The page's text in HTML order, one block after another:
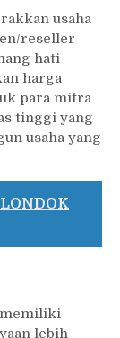
usaha
reseller
hati
harga
para mitra
tinggi yang
usaha yang
memiliki
lebih